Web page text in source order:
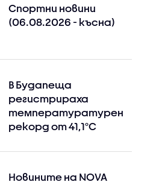
Спортни новини
(06.08.2026 - късна)
В Будапеща
регистрираха
температуратурен
рекорд от 41,1°C
Новините на NOVA